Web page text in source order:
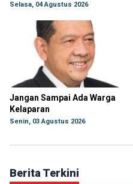
Selasa, 04 Agustus 2026
Jangan Sampai Ada Warga
Kelaparan
Senin, 03 Agustus 2026
Berita Terkini